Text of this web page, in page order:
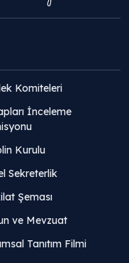
Komiteleri
İnceleme
Kurulu
Sekreterlik
Şeması
ve Mevzuat
Tanıtım Filmi